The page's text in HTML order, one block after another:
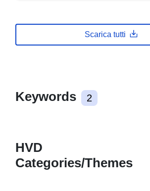
Scarica tutti
Keywords 2
HVD
Categories/Themes